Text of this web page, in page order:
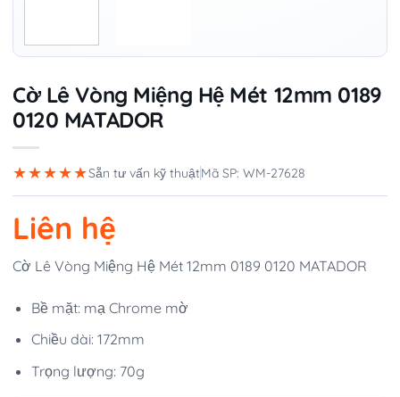
Cờ Lê Vòng Miệng Hệ Mét 12mm 0189
0120 MATADOR
★★★★★Sẵn tư vấn kỹ thuậtMã SP: WM-27628
Liên hệ
Cờ Lê Vòng Miệng Hệ Mét 12mm 0189 0120 MATADOR
Bề mặt: mạ Chrome mờ
Chiều dài: 172mm
Trọng lượng: 70g